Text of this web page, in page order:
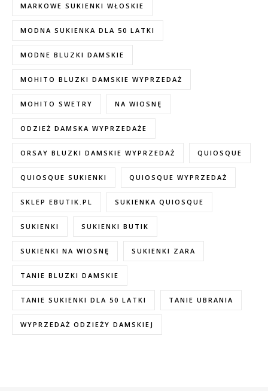
MARKOWE SUKIENKI WŁOSKIE
MODNA SUKIENKA DLA 50 LATKI
MODNE BLUZKI DAMSKIE
MOHITO BLUZKI DAMSKIE WYPRZEDAŻ
MOHITO SWETRY NA WIOSNĘ
ODZIEŻ DAMSKA WYPRZEDAŻE
ORSAY BLUZKI DAMSKIE WYPRZEDAŻ QUIOSQUE
QUIOSQUE SUKIENKI QUIOSQUE WYPRZEDAŻ
SKLEP EBUTIK.PL SUKIENKA QUIOSQUE
SUKIENKI SUKIENKI BUTIK
SUKIENKI NA WIOSNĘ SUKIENKI ZARA
TANIE BLUZKI DAMSKIE
TANIE SUKIENKI DLA 50 LATKI TANIE UBRANIA
WYPRZEDAŻ ODZIEŻY DAMSKIEJ